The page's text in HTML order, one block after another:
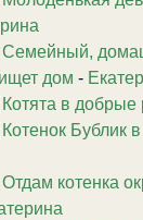
Семейный,
дом -
Котята в добрые
Котенок Бублик
Отдам котенка